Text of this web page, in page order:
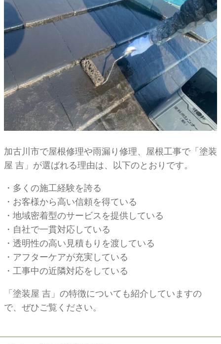
加古川市で屋根修理や雨漏り修理、屋根工事で「塗装
屋 吉」が選ばれる理由は、以下のとおりです。
・多くの施工経験を誇る
・お客様から高い信頼を得ている
・地域密着型のサービスを提供している
・自社で一貫対応している
・透明性の高い見積もりを渡している
・アフターケアが充実している
・工事中の近隣対応をしている
「塗装屋 吉」の特徴についても紹介していますの
で、ぜひご覧ください。